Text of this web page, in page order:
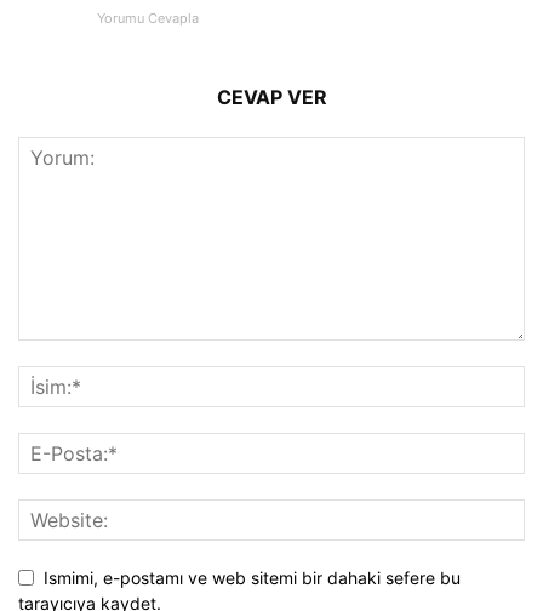
Yorumu Cevapla
CEVAP VER
Ismimi, e-postamı ve web sitemi bir dahaki sefere bu
tarayıcıya kaydet.